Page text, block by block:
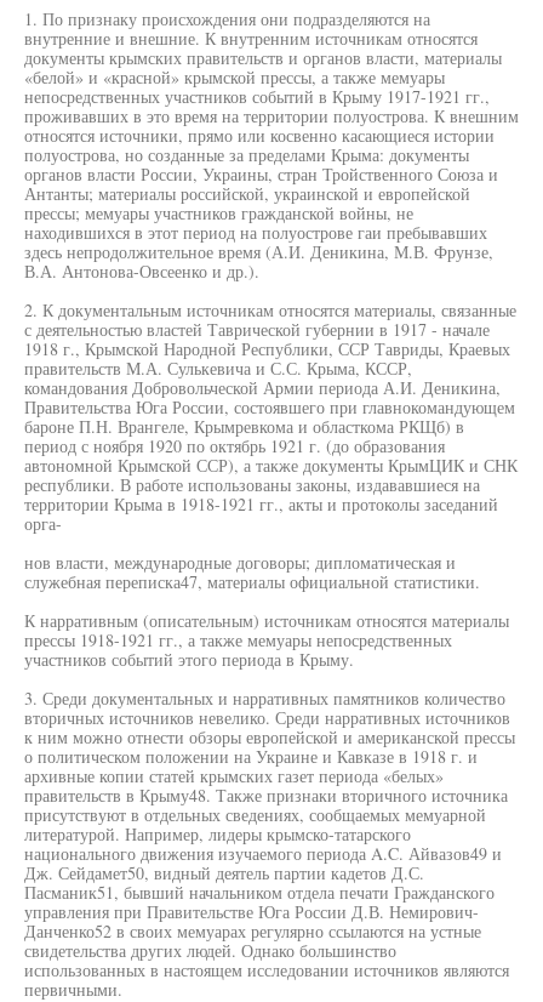
1. По признаку происхождения они подразделяются на
внутренние и внешние. К внутренним источникам относятся
документы крымских правительств и органов власти, материалы
«белой» и «красной» крымской прессы, а также мемуары
непосредственных участников событий в Крыму 1917-1921 гг.,
проживавших в это время на территории полуострова. К внешним
относятся источники, прямо или косвенно касающиеся истории
полуострова, но созданные за пределами Крыма: документы
органов власти России, Украины, стран Тройственного Союза и
Антанты; материалы российской, украинской и европейской
прессы; мемуары участников гражданской войны, не
находившихся в этот период на полуострове гаи пребывавших
здесь непродолжительное время (А.И. Деникина, М.В. Фрунзе,
В.А. Антонова-Овсеенко и др.).
2. К документальным источникам относятся материалы, связанные
с деятельностью властей Таврической губернии в 1917 - начале
1918 г., Крымской Народной Республики, ССР Тавриды, Краевых
правительств М.А. Сулькевича и С.С. Крыма, КССР,
командования Добровольческой Армии периода А.И. Деникина,
Правительства Юга России, состоявшего при главнокомандующем
бароне П.Н. Врангеле, Крымревкома и областкома РКЩб) в
период с ноября 1920 по октябрь 1921 г. (до образования
автономной Крымской ССР), а также документы КрымЦИК и СНК
республики. В работе использованы законы, издававшиеся на
территории Крыма в 1918-1921 гг., акты и протоколы заседаний
орга-
нов власти, международные договоры; дипломатическая и
служебная переписка47, материалы официальной статистики.
К нарративным (описательным) источникам относятся материалы
прессы 1918-1921 гг., а также мемуары непосредственных
участников событий этого периода в Крыму.
3. Среди документальных и нарративных памятников количество
вторичных источников невелико. Среди нарративных источников
к ним можно отнести обзоры европейской и американской прессы
о политическом положении на Украине и Кавказе в 1918 г. и
архивные копии статей крымских газет периода «белых»
правительств в Крыму48. Также признаки вторичного источника
присутствуют в отдельных сведениях, сообщаемых мемуарной
литературой. Например, лидеры крымско-татарского
национального движения изучаемого периода A.C. Айвазов49 и
Дж. Сейдамет50, видный деятель партии кадетов Д.С.
Пасманик51, бывший начальником отдела печати Гражданского
управления при Правительстве Юга России Д.В. Немирович-
Данченко52 в своих мемуарах регулярно ссылаются на устные
свидетельства других людей. Однако большинство
использованных в настоящем исследовании источников являются
первичными.